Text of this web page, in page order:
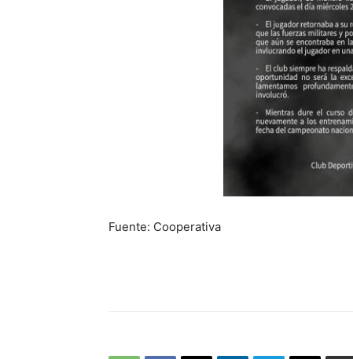
Fuente: Cooperativa